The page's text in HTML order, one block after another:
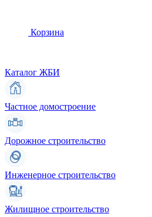
Корзина
Каталог ЖБИ
Частное домостроение
Дорожное строительство
Инженерное строительство
Жилищное строительство